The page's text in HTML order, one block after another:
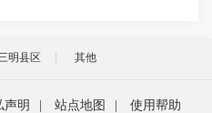
明县区 其他
声明 站点地图
使用帮助